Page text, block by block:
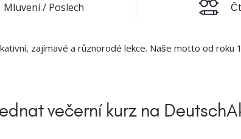
Mluvení / Poslech
zajímavé a různorodé lekce. Naše motto od roku
večerní kurz na